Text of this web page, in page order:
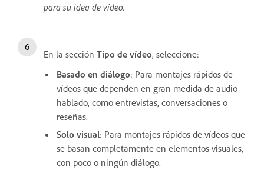
para su idea de vídeo.
En la sección Tipo de vídeo, seleccione:
Basado en diálogo: Para montajes rápidos de
vídeos que dependen en gran medida de audio
hablado, como entrevistas, conversaciones o
reseñas.
Solo visual: Para montajes rápidos de vídeos que
se basan completamente en elementos visuales,
con poco o ningún diálogo.